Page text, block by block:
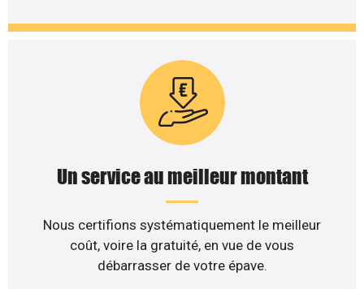
Un service au meilleur montant
Nous certifions systématiquement le meilleur
coût, voire la gratuité, en vue de vous
débarrasser de votre épave.